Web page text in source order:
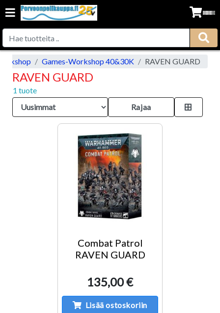
Games-Workshop 40&30K RAVEN GUARD
RAVEN GUARD
1 tuote
Rajaa
Combat Patrol
RAVEN GUARD
135,00 €
Lisää ostoskoriin